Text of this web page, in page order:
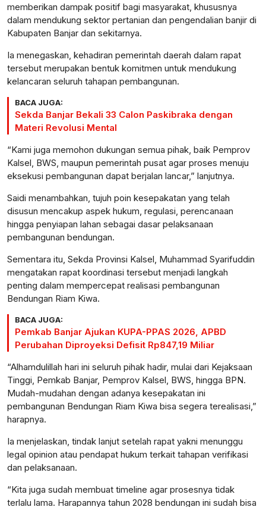
memberikan dampak positif bagi masyarakat, khususnya
dalam mendukung sektor pertanian dan pengendalian banjir di
Kabupaten Banjar dan sekitarnya.
Ia menegaskan, kehadiran pemerintah daerah dalam rapat
tersebut merupakan bentuk komitmen untuk mendukung
kelancaran seluruh tahapan pembangunan.
BACA JUGA:
Sekda Banjar Bekali 33 Calon Paskibraka dengan
Materi Revolusi Mental
“Kami juga memohon dukungan semua pihak, baik Pemprov
Kalsel, BWS, maupun pemerintah pusat agar proses menuju
eksekusi pembangunan dapat berjalan lancar,” lanjutnya.
Saidi menambahkan, tujuh poin kesepakatan yang telah
disusun mencakup aspek hukum, regulasi, perencanaan
hingga penyiapan lahan sebagai dasar pelaksanaan
pembangunan bendungan.
Sementara itu, Sekda Provinsi Kalsel, Muhammad Syarifuddin
mengatakan rapat koordinasi tersebut menjadi langkah
penting dalam mempercepat realisasi pembangunan
Bendungan Riam Kiwa.
BACA JUGA:
Pemkab Banjar Ajukan KUPA-PPAS 2026, APBD
Perubahan Diproyeksi Defisit Rp847,19 Miliar
“Alhamdulillah hari ini seluruh pihak hadir, mulai dari Kejaksaan
Tinggi, Pemkab Banjar, Pemprov Kalsel, BWS, hingga BPN.
Mudah-mudahan dengan adanya kesepakatan ini
pembangunan Bendungan Riam Kiwa bisa segera terealisasi,”
harapnya.
Ia menjelaskan, tindak lanjut setelah rapat yakni menunggu
legal opinion atau pendapat hukum terkait tahapan verifikasi
dan pelaksanaan.
“Kita juga sudah membuat timeline agar prosesnya tidak
terlalu lama. Harapannya tahun 2028 bendungan ini sudah bisa